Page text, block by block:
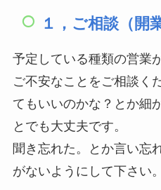
１， ご相談（開
予定している種類の営業
ご不安なことをご相談く
てもいいのかな？とか細
とでも大丈夫です。
聞き忘れた。とか言い忘
がないようにして下さい。